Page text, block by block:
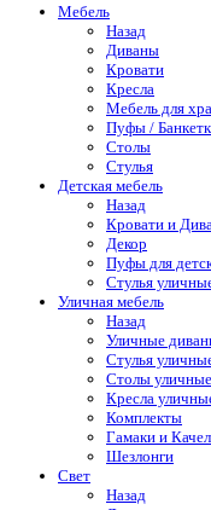
Мебель
Назад
Диваны
Кровати
Кресла
Мебель для
Пуфы /
Столы
Стулья
Детская мебель
Назад
Кровати и
Декор
Пуфы для
Стулья
Уличная мебель
Назад
Уличные
Стулья
Столы уличные
Кресла
Комплекты
Гамаки и
Шезлонги
Свет
Назад